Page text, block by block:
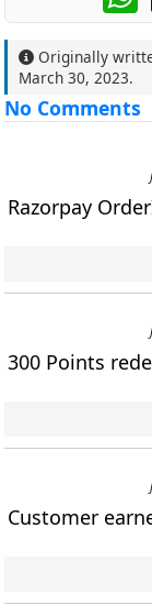
Originally
March 30, 2023.
No Comments
Razorpay
300 Points
Customer